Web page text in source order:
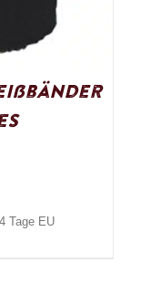
Tage EU